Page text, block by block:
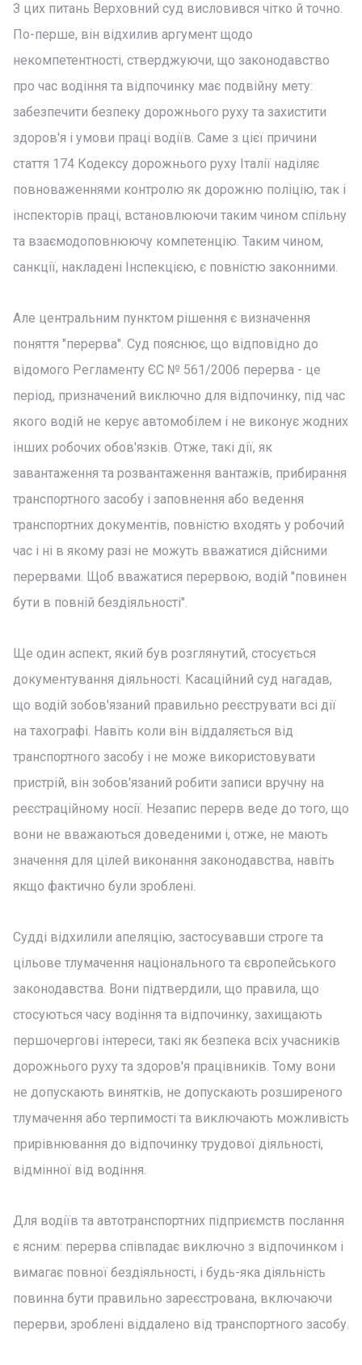
З цих питань Верховний суд висловився чітко й точно.
По-перше, він відхилив аргумент щодо
некомпетентності, стверджуючи, що законодавство
про час водіння та відпочинку має подвійну мету:
забезпечити безпеку дорожнього руху та захистити
здоров'я і умови праці водіїв. Саме з цієї причини
стаття 174 Кодексу дорожнього руху Італії наділяє
повноваженнями контролю як дорожню поліцію, так і
інспекторів праці, встановлюючи таким чином спільну
та взаємодоповнюючу компетенцію. Таким чином,
санкції, накладені Інспекцією, є повністю законними.
Але центральним пунктом рішення є визначення
поняття "перерва". Суд пояснює, що відповідно до
відомого Регламенту ЄС № 561/2006 перерва - це
період, призначений виключно для відпочинку, під час
якого водій не керує автомобілем і не виконує жодних
інших робочих обов'язків. Отже, такі дії, як
завантаження та розвантаження вантажів, прибирання
транспортного засобу і заповнення або ведення
транспортних документів, повністю входять у робочий
час і ні в якому разі не можуть вважатися дійсними
перервами. Щоб вважатися перервою, водій "повинен
бути в повній бездіяльності".
Ще один аспект, який був розглянутий, стосується
документування діяльності. Касаційний суд нагадав,
що водій зобов'язаний правильно реєструвати всі дії
на тахографі. Навіть коли він віддаляється від
транспортного засобу і не може використовувати
пристрій, він зобов'язаний робити записи вручну на
реєстраційному носії. Незапис перерв веде до того, що
вони не вважаються доведеними і, отже, не мають
значення для цілей виконання законодавства, навіть
якщо фактично були зроблені.
Судді відхилили апеляцію, застосувавши строге та
цільове тлумачення національного та європейського
законодавства. Вони підтвердили, що правила, що
стосуються часу водіння та відпочинку, захищають
першочергові інтереси, такі як безпека всіх учасників
дорожнього руху та здоров'я працівників. Тому вони
не допускають винятків, не допускають розширеного
тлумачення або терпимості та виключають можливість
прирівнювання до відпочинку трудової діяльності,
відмінної від водіння.
Для водіїв та автотранспортних підприємств послання
є ясним: перерва співпадає виключно з відпочинком і
вимагає повної бездіяльності, і будь-яка діяльність
повинна бути правильно зареєстрована, включаючи
перерви, зроблені віддалено від транспортного засобу.